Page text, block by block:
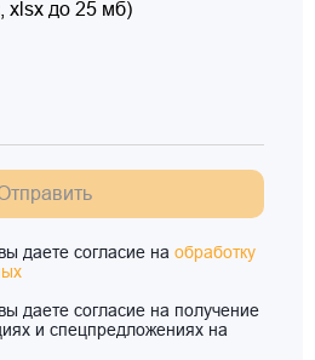
xlsx до 25 мб)
даете согласие на обработку
даете согласие на получение
и спецпредложениях на